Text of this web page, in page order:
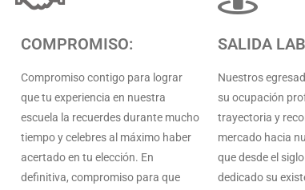
COMPROMISO:
Compromiso contigo para lograr
que tu experiencia en nuestra
escuela la recuerdes durante mucho
tiempo y celebres al máximo haber
acertado en tu elección. En
definitiva, compromiso para que
SALIDA
Nuestros
su ocupación
trayectoria y
mercado hacia
que desde el
dedicado su